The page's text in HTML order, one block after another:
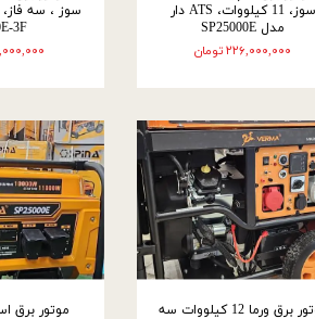
سوز، 11 کیلووات، ATS دار
مدل SP25000E
۲۲۶,۰۰۰,۰۰۰ تومان
3F
۱۴۵,۰۰۰,۰۰۰
موتور برق ورما 12 کیلووات سه
موتور برق